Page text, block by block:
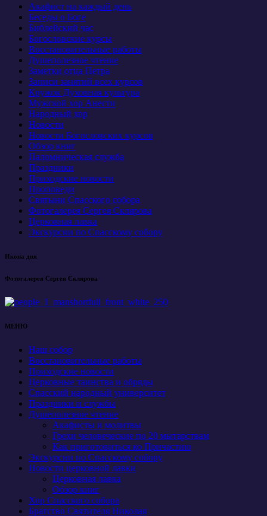
Акафист на каждый день
Беседы о Боге
Библейский час
Богословские курсы
Восстановительные работы
Душеполезное чтение
Заметки отца Петра
Записи занятий всех курсов
Кружок Духовная культура
Мужской хор Анести
Народный хор
Новости
Новости Богословских курсов
Обзор книг
Паломническая служба
Праздники
Приходские новости
Проповеди
Святыни Спасского собора
Фотогалерея Сергея Склярова
Церковная лавка
Экскурсии по Спасскому собору
Икона дня
Фотогалерея Сергея Склярова
МЕНЮ
Наш собор
Восстановительные работы
Приходские новости
Церковные таинства и обряды
Спасский народный университет
Праздники и службы
Душеполезное чтение
Акафисты и молитвы
Грехи человеческие по 20 мытарствам
Как приготовиться ко Причастию
Экскурсии по Спасскому собору
Новости церковной лавки
Церковная лавка
Обзор книг
Хор Спасского собора
Братство Святителя Николая